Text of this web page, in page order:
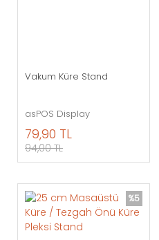
Vakum Küre Stand
asPOS Display
79,90 TL
94,00 TL
%5